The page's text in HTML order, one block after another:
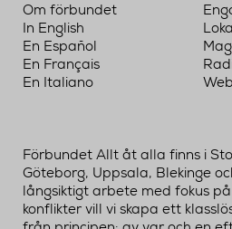
Om förbundet
In English
En Español
En Français
En Italiano
Förbundet Allt åt alla finns i
Göteborg, Uppsala, Blekinge
långsiktigt arbete med fokus
konflikter vill vi skapa ett